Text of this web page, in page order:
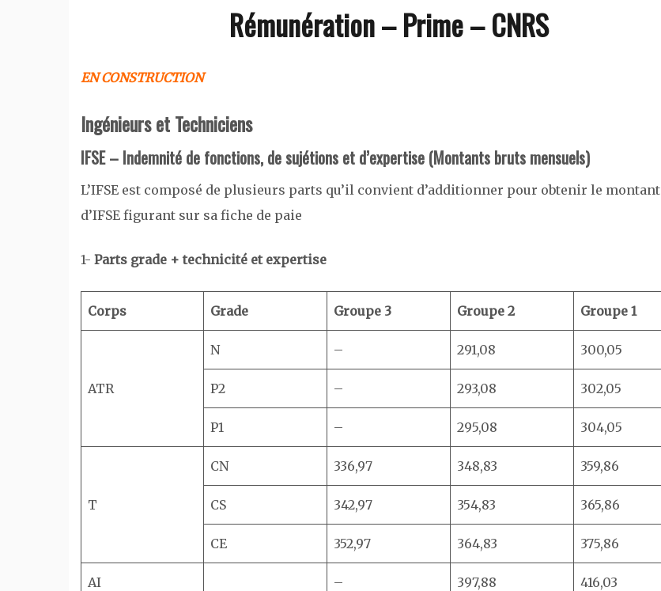
Rémunération – Prime – CNRS
EN CONSTRUCTION
Ingénieurs et Techniciens
IFSE – Indemnité de fonctions, de sujétions et d’expertise (Montants bruts mensuels)
L’IFSE est composé de plusieurs parts qu’il convient d’additionner pour obtenir le montant
d’IFSE figurant sur sa fiche de paie
1- Parts grade + technicité et expertise
Corps Grade Groupe 3 Groupe 2 Groupe 1
ATR
N – 291,08 300,05
P2 – 293,08 302,05
P1 – 295,08 304,05
T
CN 336,97 348,83 359,86
CS 342,97 354,83 365,86
CE 352,97 364,83 375,86
AI – 397,88 416,03